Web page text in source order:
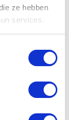
ze hebben
services.
XS 650